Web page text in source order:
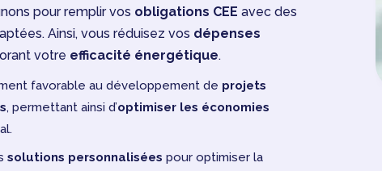
pour remplir vos obligations CEE avec des
Ainsi, vous réduisez vos dépenses
votre efficacité énergétique.
favorable au développement de projets
, permettant ainsi d’optimiser les économies
solutions personnalisées pour optimiser la